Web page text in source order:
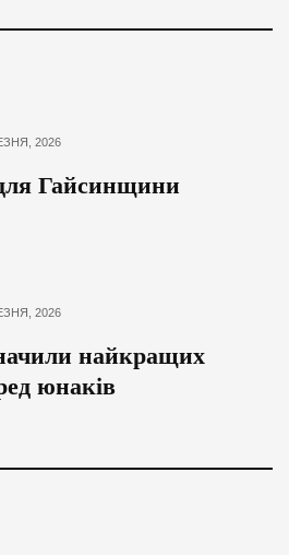
2026
Гайсинщини
2026
найкращих
юнаків